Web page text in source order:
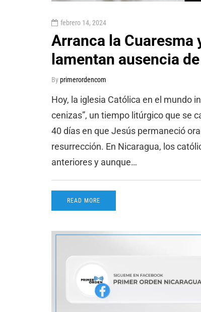
febrero 14, 2024
Arranca la
lamentan ausencia
Byprimerordencom
Hoy, la iglesia Católica en el mundo
cenizas”, un tiempo litúrgico que se
40 días en que Jesús permaneció
resurrección. En Nicaragua, los
anteriores y aunque…
READ MORE